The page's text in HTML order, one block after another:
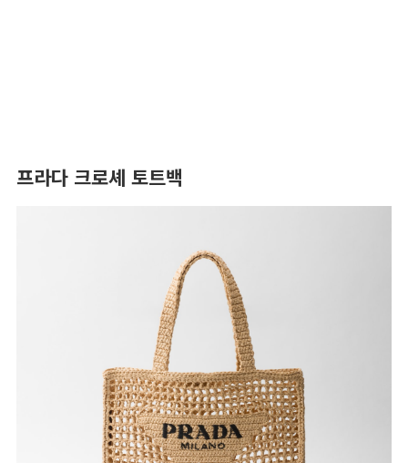
프라다 크로셰 토트백